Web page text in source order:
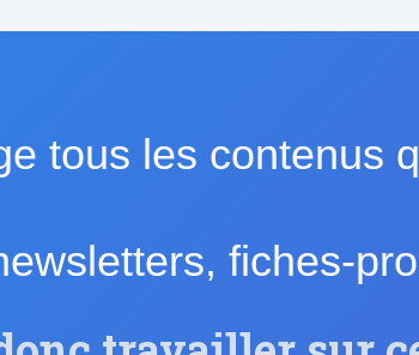
tous les contenus
fiches-